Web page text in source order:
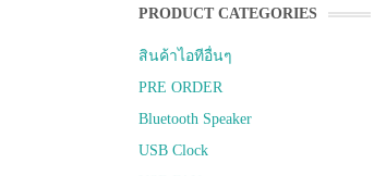
PRODUCT CATEGORIES
สินค้าไอทีอื่นๆ
PRE ORDER
Bluetooth Speaker
USB Clock